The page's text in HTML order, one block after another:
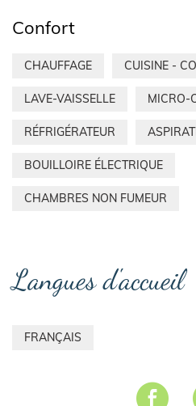
Confort
CHAUFFAGE CUISINE -
LAVE-VAISSELLE MICRO-
RÉFRIGÉRATEUR
BOUILLOIRE ÉLECTRIQUE
CHAMBRES NON FUMEUR
Langues d'accueil
FRANÇAIS